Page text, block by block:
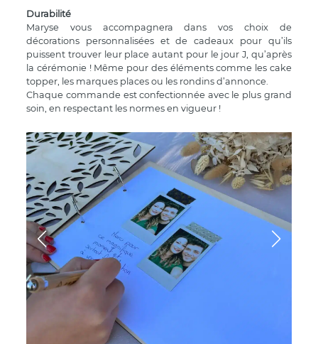
Durabilité
Maryse vous accompagnera dans vos choix de
décorations personnalisées et de cadeaux pour qu’ils
puissent trouver leur place autant pour le jour J, qu’après
la cérémonie ! Même pour des éléments comme les cake
topper, les marques places ou les rondins d’annonce.
Chaque commande est confectionnée avec le plus grand
soin, en respectant les normes en vigueur !